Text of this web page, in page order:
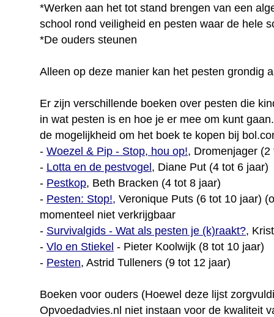
*Werken aan het tot stand brengen van een
school rond veiligheid en pesten waar de hele
*De ouders steunen
Alleen op deze manier kan het pesten grondig
Er zijn verschillende boeken over pesten die
in wat pesten is en hoe je er mee om kunt
de mogelijkheid om het boek te kopen bij
- Woezel & Pip - Stop, hou op!, Dromenjager (2
- Lotta en de pestvogel , Diane Put (4 tot 6 jaar)
- Pestkop, Beth Bracken (4 tot 8 jaar)
- Pesten: Stop!, Veronique Puts (6 tot 10 jaar)
momenteel niet verkrijgbaar
- Survivalgids - Wat als pesten je (k)raakt?,
- Vlo en Stiekel - Pieter Koolwijk (8 tot 10 jaar)
- Pesten, Astrid Tulleners (9 tot 12 jaar)
Boeken voor ouders (Hoewel deze lijst
Opvoedadvies.nl niet instaan voor de kwaliteit